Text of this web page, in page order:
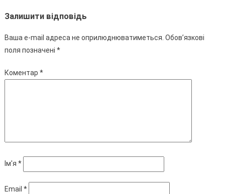
Залишити відповідь
Ваша e-mail адреса не оприлюднюватиметься. Обов’язкові
поля позначені *
Коментар *
Ім'я *
Email *